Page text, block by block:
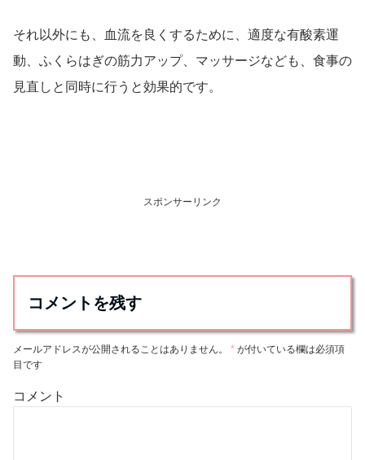
それ以外にも、血流を良くするために、適度な有酸素運
動、ふくらはぎの筋力アップ、マッサージなども、食事の
見直しと同時に行うと効果的です。
スポンサーリンク
コメントを残す
メールアドレスが公開されることはありません。 * が付いている欄は必須項
目です
コメント